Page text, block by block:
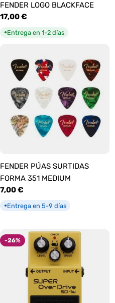
FENDER LOGO BLACKFACE
Precio
habitual
17,00 €
●Entrega en 1-2 días
FENDER PÚAS SURTIDAS
FORMA 351 MEDIUM
Precio
habitual
7,00 €
●Entrega en 5-9 días
-26%